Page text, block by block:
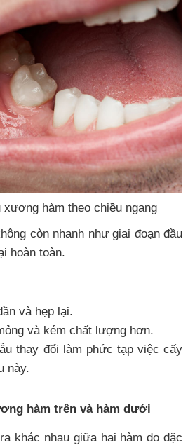
hàm theo chiều ngang
còn nhanh như giai đoạn đầu
hoàn toàn.
và hẹp lại.
và kém chất lượng hơn.
thay đổi làm phức tạp việc cấy
này.
hàm trên và hàm dưới
khác nhau giữa hai hàm do đặc